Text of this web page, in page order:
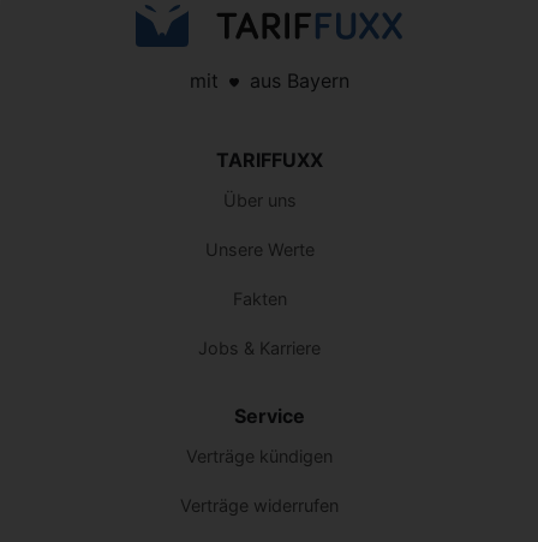
mit aus Bayern
TARIFFUXX
Über uns
Unsere Werte
Fakten
Jobs & Karriere
Service
Verträge kündigen
Verträge widerrufen